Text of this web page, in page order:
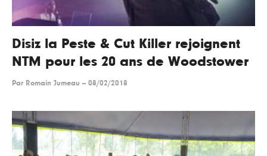
Disiz la Peste & Cut Killer rejoignent
NTM pour les 20 ans de Woodstower
Par Romain Jumeau -- 08/02/2018